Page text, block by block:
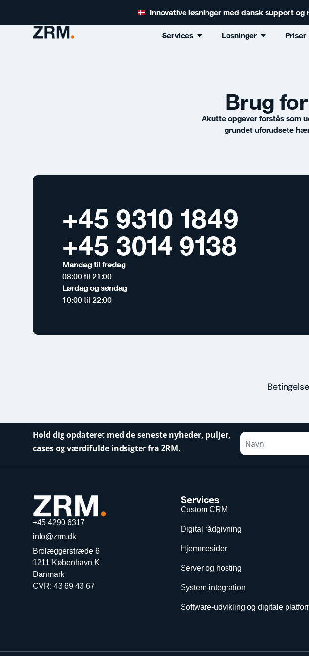
Innovative løsninger med dansk support
Services Løsninger Priser
Brug
Akutte opgaver forstås som
grundet uforudsete
+45 9310 1849
+45 3014 9138
Mandag til fredag
08:00 til 21:00
Lørdag og søndag
10:00 til 22:00
Hold dig opdateret med de seneste nyheder, puljer,
cases og værdifulde indsigter fra ZRM.
+45 4290 6317
info@zrm.dk
Brolæggerstræde 6
1211 København K
Danmark
CVR: 43 69 43 67
Services
Custom CRM
Digital rådgivning
Hjemmesider
Server og hosting
System-integration
Software-udvikling og digitale